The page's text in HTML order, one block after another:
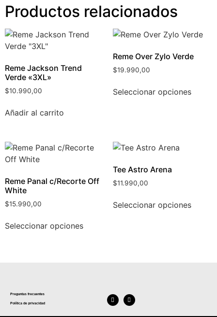
Productos relacionados
Reme Jackson Trend
Verde «3XL»
$10.990,00
Añadir al carrito
Reme Over Zylo Verde
$19.990,00
Seleccionar opciones
Reme Panal c/Recorte Off
White
$15.990,00
Seleccionar opciones
Tee Astro Arena
$11.990,00
Seleccionar opciones
Preguntas frecuentes
Política de privacidad